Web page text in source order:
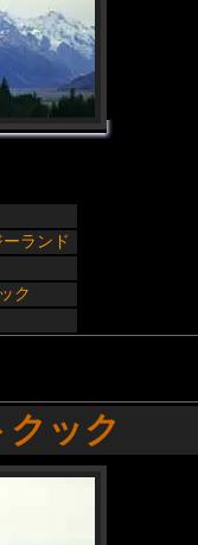
ランド
ク
ック